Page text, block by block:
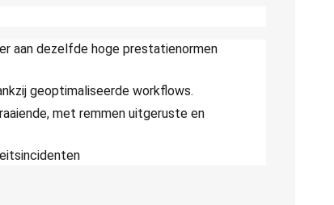
aan dezelfde hoge prestatienormen
geoptimaliseerde workflows.
met remmen uitgeruste en